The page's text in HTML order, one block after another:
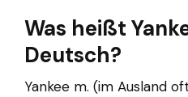
Was heißt
Deutsch?
Yankee m. (im Ausland